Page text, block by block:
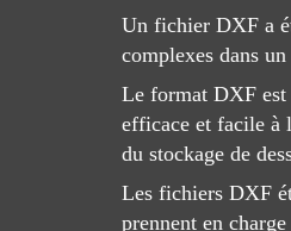
Un fichier DXF a
complexes dans
Le format DXF est
efficace et facile à
du stockage de
Les fichiers DXF
prennent en